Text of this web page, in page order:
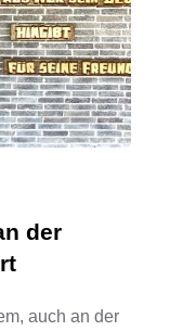
der
auch an der